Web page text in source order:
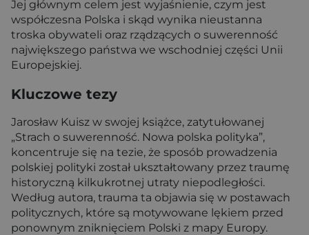
Jej głównym celem jest wyjaśnienie, czym jest
współczesna Polska i skąd wynika nieustanna
troska obywateli oraz rządzących o suwerenność
największego państwa we wschodniej części Unii
Europejskiej.
Kluczowe tezy
Jarosław Kuisz w swojej książce, zatytułowanej
„Strach o suwerenność. Nowa polska polityka”,
koncentruje się na tezie, że sposób prowadzenia
polskiej polityki został ukształtowany przez traumę
historyczną kilkukrotnej utraty niepodległości.
Według autora, trauma ta objawia się w postawach
politycznych, które są motywowane lękiem przed
ponownym zniknięciem Polski z mapy Europy.